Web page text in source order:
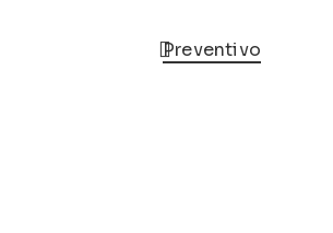
Preventivo